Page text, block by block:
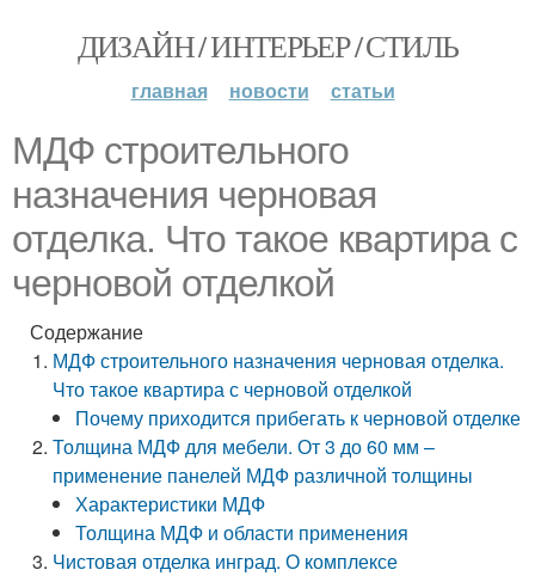
ДИЗАЙН / ИНТЕРЬЕР / СТИЛЬ
главная новости статьи
МДФ строительного
назначения черновая
отделка. Что такое квартира с
черновой отделкой
Содержание
МДФ строительного назначения черновая отделка.
Что такое квартира с черновой отделкой
Почему приходится прибегать к черновой отделке
Толщина МДФ для мебели. От 3 до 60 мм –
применение панелей МДФ различной толщины
Характеристики МДФ
Толщина МДФ и области применения
Чистовая отделка инград. О комплексе